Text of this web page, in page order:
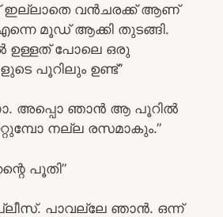
ഇല്ലാതെ വൻചരക്ക് ആണ്
മൂഡ് ആക്കി തുടങ്ങി.
ഉള്ളത് പോലെ ഒരു
പൂറിലും ഉണ്ട്”
അപ്പൊ ഞാൻ ആ പൂറിൽ
നല്ല രസമാകും.”
പൂതി”
പ്ലീസ്. പാവല്ലേ ഞാൻ. ഒന്ന്